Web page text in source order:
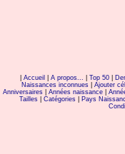
Accueil A propos... Top 50
Naissances inconnues| Ajouter
Anniversaires
Années naissance
Tailles
Catégories Pays